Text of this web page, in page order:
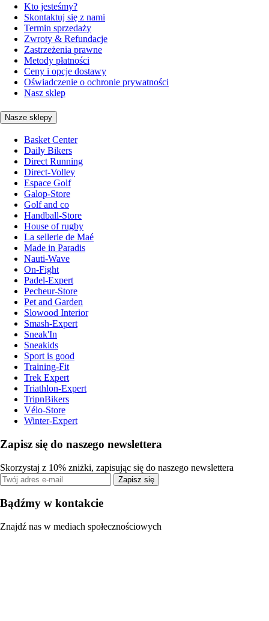
Kto jesteśmy?
Skontaktuj się z nami
Termin sprzedaży
Zwroty & Refundacje
Zastrzeżenia prawne
Metody płatności
Ceny i opcje dostawy
Oświadczenie o ochronie prywatności
Nasz sklep
Nasze sklepy
Basket Center
Daily Bikers
Direct Running
Direct-Volley
Espace Golf
Galop-Store
Golf and co
Handball-Store
House of rugby
La sellerie de Maé
Made in Paradis
Nauti-Wave
On-Fight
Padel-Expert
Pecheur-Store
Pet and Garden
Slowood Interior
Smash-Expert
Sneak'In
Sneakids
Sport is good
Training-Fit
Trek Expert
Triathlon-Expert
TripnBikers
Vélo-Store
Winter-Expert
Zapisz się do naszego newslettera
Skorzystaj z 10% zniżki, zapisując się do naszego newslettera
Zapisz się
Bądźmy w kontakcie
Znajdź nas w mediach społecznościowych